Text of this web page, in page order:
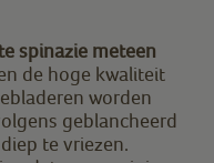
spinazie meteen
de hoge kwaliteit
worden
geblancheerd
te vriezen.